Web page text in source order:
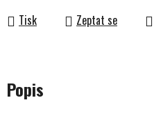
Tisk Zeptat se
Popis